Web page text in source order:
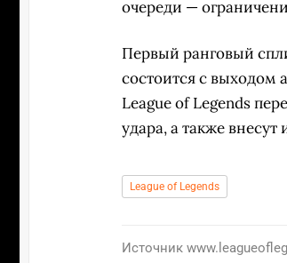
очереди —
Первый ранговый
состоится с выходом
League of Legends
удара, а также
League of Legends
Источник